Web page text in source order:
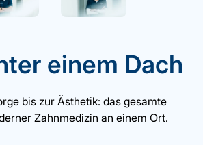
einem Dach
bis zur Ästhetik: das gesamte
Zahnmedizin an einem Ort.